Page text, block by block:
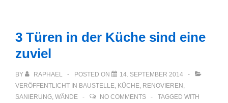
3 Türen in der Küche sind eine
zuviel
BY RAPHAEL POSTED ON
14. SEPTEMBER 2014
VERÖFFENTLICHT IN BAUSTELLE, KÜCHE, RENOVIEREN ,
SANIERUNG, WÄNDE NO COMMENTS
TAGGED WITH